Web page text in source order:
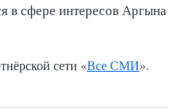
в сфере интересов Аргына
сети «Все СМИ».